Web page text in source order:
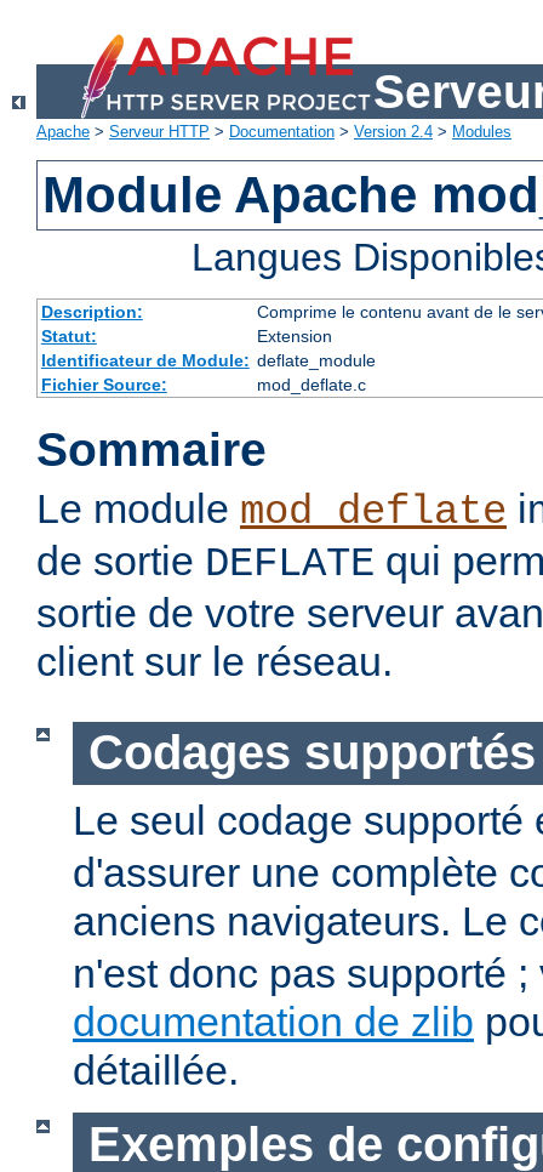
Apache > Serveur HTTP > Documentation > Version 2.4 > Modules
Module Apache
Langues
Description:
Comprime le contenu avant de le
Statut:
Extension
Identificateur de Module: deflate_module
Fichier Source:
mod_deflate.c
Sommaire
Le module mod_deflate
de sortie DEFLATE qui
sortie de votre serveur
client sur le réseau.
Codages supportés
Le seul codage supporté
d'assurer une complète
anciens navigateurs. Le
n'est donc pas supporté
documentation de zlib
détaillée.
Exemples de